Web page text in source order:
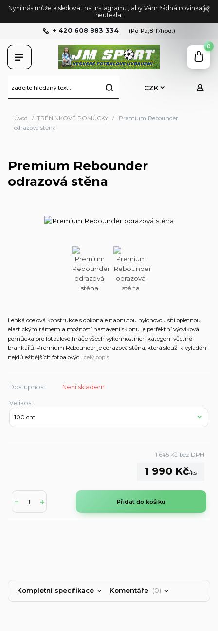
Nyní nás můžete sledovat na Instagramu, aby Vám žádná novinka již
neutekla!
CZK
+ 420 608 883 334 (Po-Pá,8-17hod.)
0
Úvod TRÉNINKOVÉ POMŮCKY
Premium Rebounder
odrazová stěna
Premium Rebounder
odrazová stěna
Lehká ocelová konstrukce s dokonale napnutou nylonovou sítí opletnou
elastickým rámem a možností nastavení sklonu je perfektní výcviková
pomůcka pro fotbalové hráče všech výkonnostních kategorií včetně
brankářů. Premium Rebounder je odrazová stěna, která slouží k vyladění
nejdůležitějších fotbalovýc... celý popis
Dostupnost Není skladem
Velikost
1 990 Kč/ks
1 645 Kč bez DPH
Přidat do košíku
Kompletní specifikace Komentáře 0